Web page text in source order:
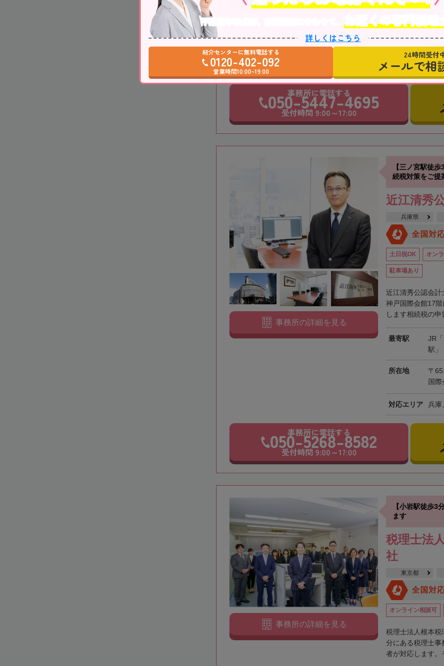
最寄駅 大阪
対応エリア 大阪
事務所に電話する
050-5447-4695
受付時間 9:00～17:00
【三ノ宮駅徒
続税対策をご提
近江清秀
兵庫県
全国対
土日祝OK オン
駐車場あり
近江清秀公認会計
神戸国際会館17
します相続税の
最寄駅
JR
駅」
所在地
〒
国
対応エリア 兵庫
事務所の詳細を見る
事務所に電話する
050-5268-8582
受付時間 9:00～17:00
【小岩駅徒歩3
ます
税理士法
社
東京都
全国対
オンライン相談可
税理士法人根本
分にある税理士事
者が対応します
事務所の詳細を見る
不動産や株式等、相続資産に合わせて、 お近くの専門税理
詳しくはこちら
24時間受付
メールで相
紹介センターに無料電話する
0120-402-092
営業時間10:00~19:00